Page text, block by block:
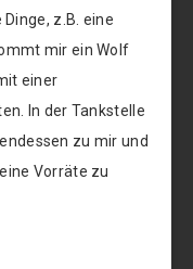
z.B. eine
mir ein Wolf
einer
In der Tankstelle
zu mir und
Vorräte zu